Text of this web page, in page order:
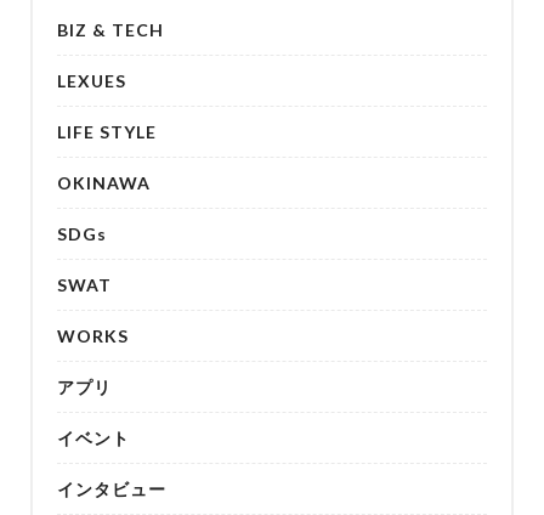
BIZ & TECH
LEXUES
LIFE STYLE
OKINAWA
SDGs
SWAT
WORKS
アプリ
イベント
インタビュー